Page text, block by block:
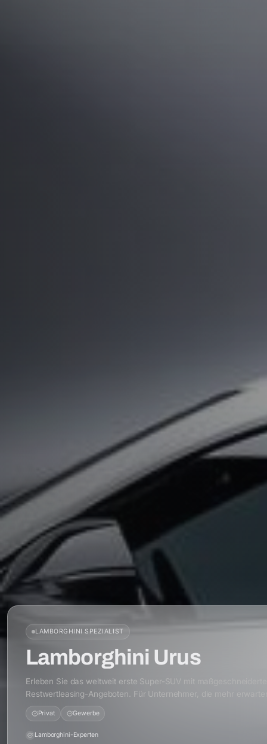
LAMBORGHINI SPEZIALIST
Lamborghini Urus
Erleben Sie das weltweit erste Super-SUV mit maßgeschneiderten
Restwertleasing-Angeboten. Für Unternehmer, die mehr erwarten.
Privat Gewerbe
Lamborghini-Experten